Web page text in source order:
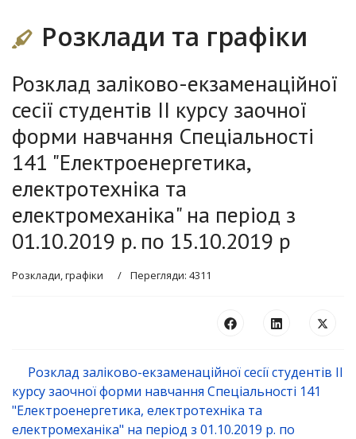
Розклади та графіки
Розклад заліково-екзаменаційної
сесії студентів ІІ курсу заочної
форми навчання Спеціальності
141 "Електроенергетика,
електротехніка та
електромеханіка" на період з
01.10.2019 р. по 15.10.2019 р
Розклади, графіки Перегляди: 4311
Розклад заліково-екзаменаційної сесії студентів ІІ
курсу заочної форми навчання Спеціальності 141
"Електроенергетика, електротехніка та
електромеханіка" на період з 01.10.2019 р. по